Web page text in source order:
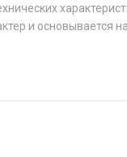
и основывается